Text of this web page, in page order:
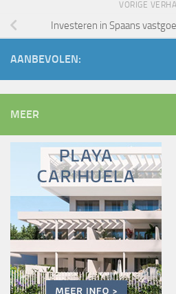
VORIGE
Investeren in Spaans
AANBEVOLEN:
MEER